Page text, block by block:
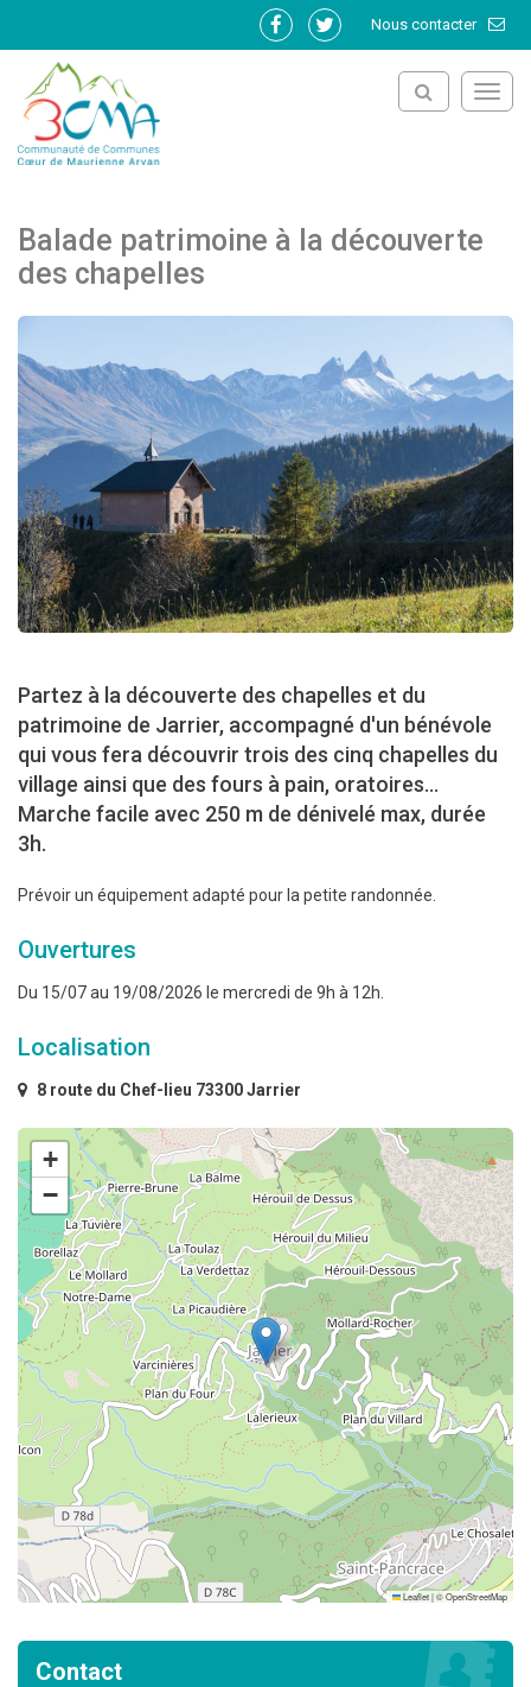
Nous contacter
Lien
Lien
Balade patrimoine à la découverte
des chapelles
Partez à la découverte des chapelles et du
patrimoine de Jarrier, accompagné d'un bénévole
qui vous fera découvrir trois des cinq chapelles du
village ainsi que des fours à pain, oratoires…
Marche facile avec 250 m de dénivelé max, durée
3h.
Prévoir un équipement adapté pour la petite randonnée.
Ouvertures
Du 15/07 au 19/08/2026 le mercredi de 9h à 12h.
Localisation
8 route du Chef-lieu 73300 Jarrier
+
−
Leaflet|©OpenStreetMap
Contact